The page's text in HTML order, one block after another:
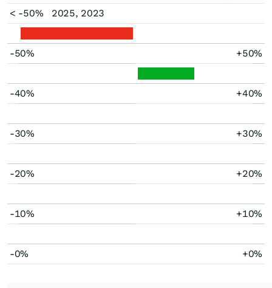
< -50%
2025, 2023
-50% +50%
-40% +40%
-30% +30%
-20% +20%
-10% +10%
-0% +0%